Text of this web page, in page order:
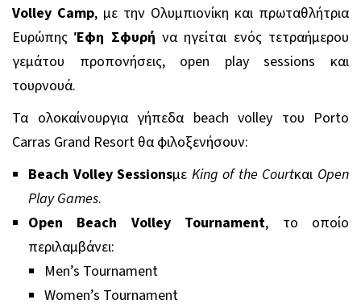
Volley Camp, με την Ολυμπιονίκη και πρωταθλήτρια
ΕυρώπηςΈφη Σφυρή να ηγείται ενός τετραήμερου
γεμάτου προπονήσεις, open play sessions και
τουρνουά.
Τα ολοκαίνουργια γήπεδα beach volley του Porto
Carras Grand Resort θα φιλοξενήσουν:
Beach Volley Sessionsμε King of the Courtκαι Open
Play Games.
Open Beach Volley Tournament, το οποίο
περιλαμβάνει:
Men’s Tournament
Women’s Tournament